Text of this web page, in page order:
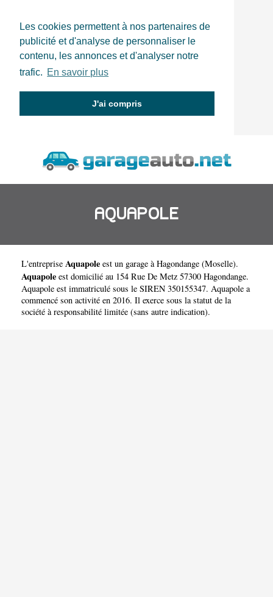
Les cookies permettent à nos partenaires de
publicité et d'analyse de personnaliser le
contenu, les annonces et d'analyser notre
trafic. En savoir plus
J'ai compris
AQUAPOLE
L'entreprise Aquapole est un garage à Hagondange (Moselle).
Aquapole est domicilié au 154 Rue De Metz 57300 Hagondange.
Aquapole est immatriculé sous le SIREN 350155347. Aquapole a
commencé son activité en 2016. Il exerce sous la statut de la
société à responsabilité limitée (sans autre indication).